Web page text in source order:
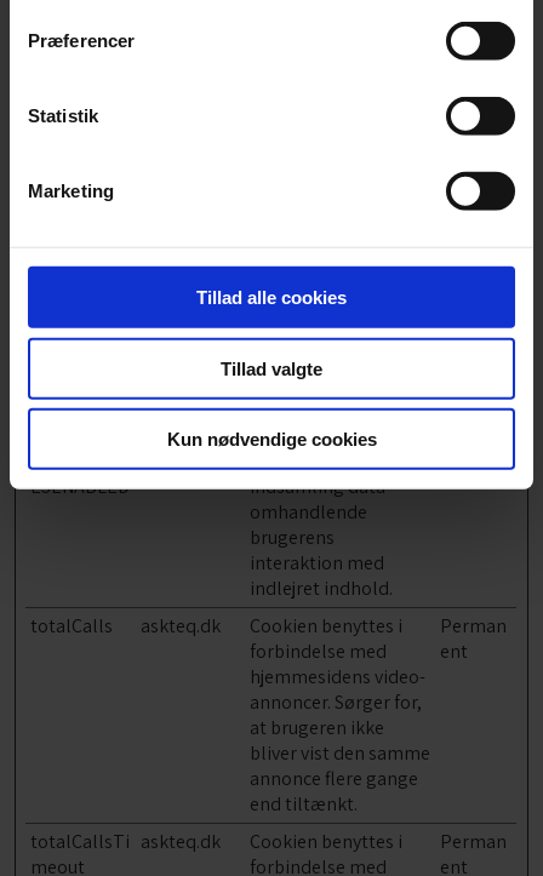
Præferencer
Statistik
Marketing
Tillad alle cookies
Tillad valgte
Kun nødvendige cookies
Perman
ent
hjemmesiden.
Session
YouTube
Benyttes til
indsamling data
omhandlende
brugerens
interaktion med
TESTCOOKI
ESENABLED
YouTube
Benyttes til
indsamling data
omhandlende
brugerens
interaktion med
indlejret indhold.
1 dag
totalCalls askteq.dk
Cookien benyttes i
forbindelse med
hjemmesidens video-
annoncer. Sørger for,
at brugeren ikke
bliver vist den samme
annonce flere gange
end tiltænkt.
Perman
ent
totalCallsTi
meout
askteq.dk
Cookien benyttes i
forbindelse med
Perman
ent